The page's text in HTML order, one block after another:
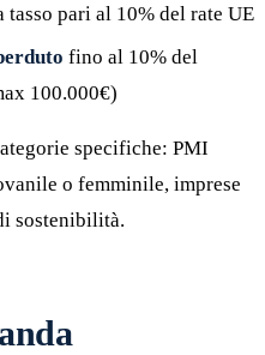
tasso pari al 10% del rate UE
fino al 10% del
100.000€)
specifiche: PMI
o femminile, imprese
sostenibilità.